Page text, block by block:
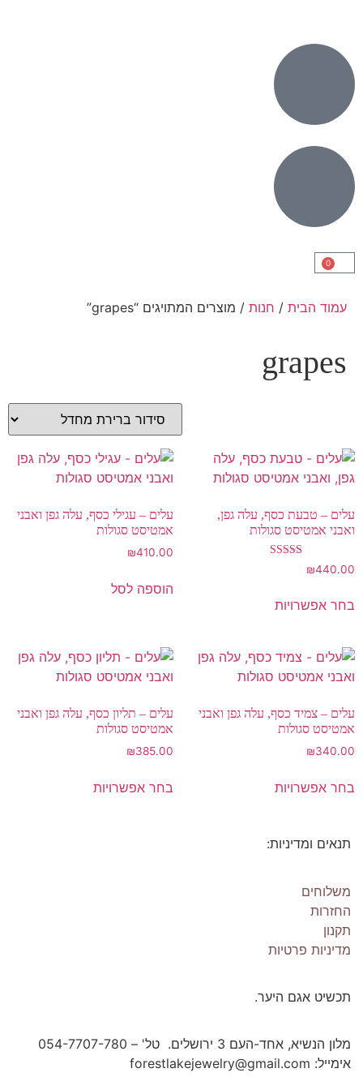
0
עמוד הבית / חנות / מוצרים המתויגים “grapes”
grapes
עלים – טבעת כסף, עלה גפן,
ואבני אמטיסט סגולות
₪440.00
בחר אפשרויות
עלים – עגילי כסף, עלה גפן ואבני
אמטיסט סגולות
₪410.00
הוספה לסל
עלים – צמיד כסף, עלה גפן ואבני
אמטיסט סגולות
₪340.00
בחר אפשרויות
עלים – תליון כסף, עלה גפן ואבני
אמטיסט סגולות
₪385.00
בחר אפשרויות
Os Collection
New on Store
תנאים ומדיניות:
משלוחים
החזרות
תקנון
מדיניות פרטיות
תכשיט אגם היער.
אימייל: forestlakejewelry@gmail.com